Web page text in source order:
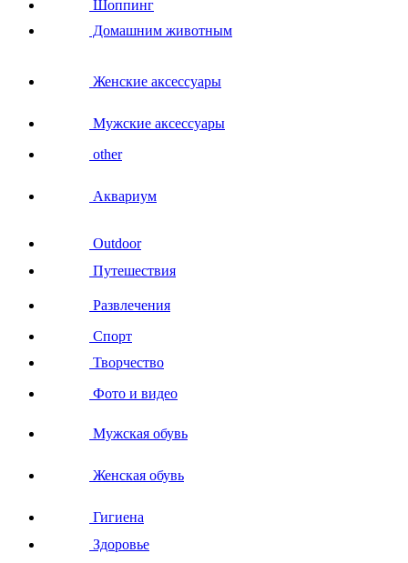
Шоппинг
Домашним животным
Женские аксессуары
Мужские аксессуары
other
Аквариум
Outdoor
Путешествия
Развлечения
Спорт
Творчество
Фото и видео
Мужская обувь
Женская обувь
Гигиена
Здоровье